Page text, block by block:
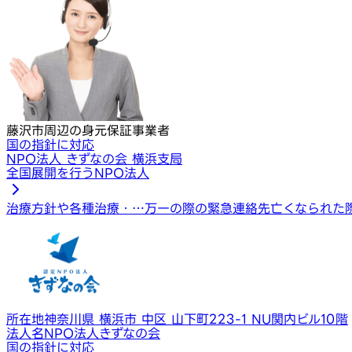
藤沢市周辺の身元保証事業者
国の指針に対応
NPO法人 きずなの会 横浜支局
全国展開を行うNPO法人
治療方針や各種治療・…万一の際の緊急連絡先亡くなられた
所在地神奈川県 横浜市 中区 山下町223-1 NU関内ビル10階
法人名NPO法人きずなの会
国の指針に対応